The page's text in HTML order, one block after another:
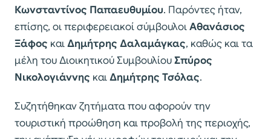
Κωνσταντίνος Παπαευθυμίου. Παρόντες ήταν,
επίσης, οι περιφερειακοί σύμβουλοιΑθανάσιος
Ξάφος καιΔημήτρης Δαλαμάγκας, καθώς και τα
μέλη του Διοικητικού ΣυμβουλίουΣπύρος
Νικολογιάννης καιΔημήτρης Τσόλας.
Συζητήθηκαν ζητήματα που αφορούν την
τουριστική προώθηση και προβολή της περιοχής,